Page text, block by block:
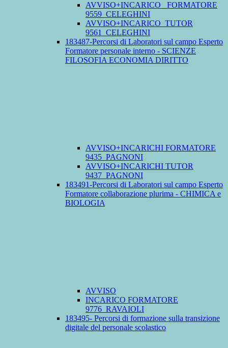
AVVISO+INCARICO_ FORMATORE
9559_CELEGHINI
AVVISO+INCARICO_TUTOR
9561_CELEGHINI
183487-Percorsi di Laboratori sul campo Esperto
Formatore personale interno - SCIENZE
FILOSOFIA ECONOMIA DIRITTO
AVVISO+INCARICHI FORMATORE
9435_PAGNONI
AVVISO+INCARICHI TUTOR
9437_PAGNONI
183491-Percorsi di Laboratori sul campo Esperto
Formatore collaborazione plurima - CHIMICA e
BIOLOGIA
AVVISO
INCARICO FORMATORE
9776_RAVAIOLI
183495- Percorsi di formazione sulla transizione
digitale del personale scolastico